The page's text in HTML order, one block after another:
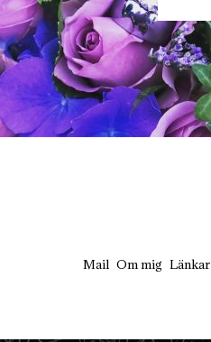
Mail Om mig Länkar